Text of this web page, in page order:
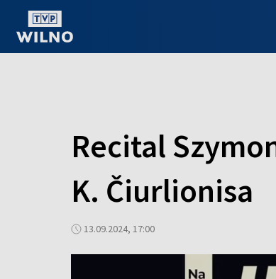
Recital
K. Čiurlionisa
13.09.2024, 17:00